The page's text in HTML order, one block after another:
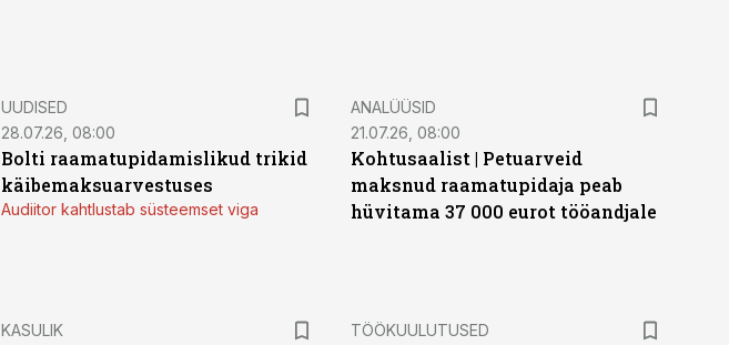
UUDISED
28.07.26, 08:00
Bolti raamatupidamislikud trikid
käibemaksuarvestuses
Audiitor kahtlustab süsteemset viga
ANALÜÜSID
21.07.26, 08:00
Kohtusaalist | Petuarveid
maksnud raamatupidaja peab
hüvitama 37 000 eurot tööandjale
KASULIK
ST
TÖÖKUULUTUSED